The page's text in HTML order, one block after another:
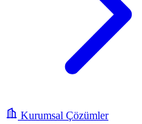
Kurumsal Çözümler